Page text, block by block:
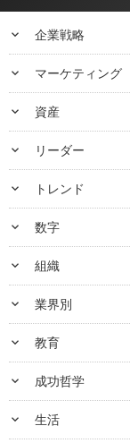
keyboard_arrow_down 企業戦略
keyboard_arrow_down マーケティング
keyboard_arrow_down 資産
keyboard_arrow_down リーダー
keyboard_arrow_down トレンド
keyboard_arrow_down 数字
keyboard_arrow_down 組織
keyboard_arrow_down 業界別
keyboard_arrow_down 教育
keyboard_arrow_down 成功哲学
keyboard_arrow_down 生活